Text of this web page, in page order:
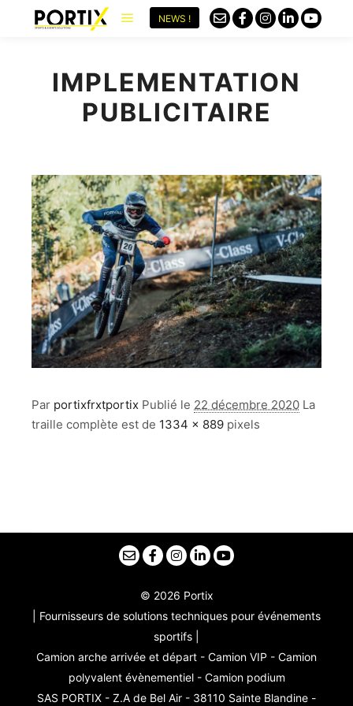
NEWS !
IMPLEMENTATION
PUBLICITAIRE
Par portixfrxtportix Publié le 22 décembre 2020 La
traille complète est de 1334 × 889 pixels
© 2026 Portix
| Fournisseurs de solutions techniques pour événements
sportifs |
Camion arche arrivée et départ - Camion VIP - Camion
polyvalent évènementiel - Camion podium
SAS PORTIX - Z.A de Bel Air - 38110 Sainte Blandine -